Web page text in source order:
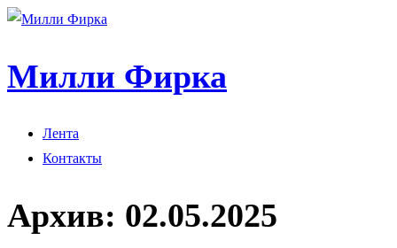
Милли Фирка
Лента
Контакты
Архив: 02.05.2025